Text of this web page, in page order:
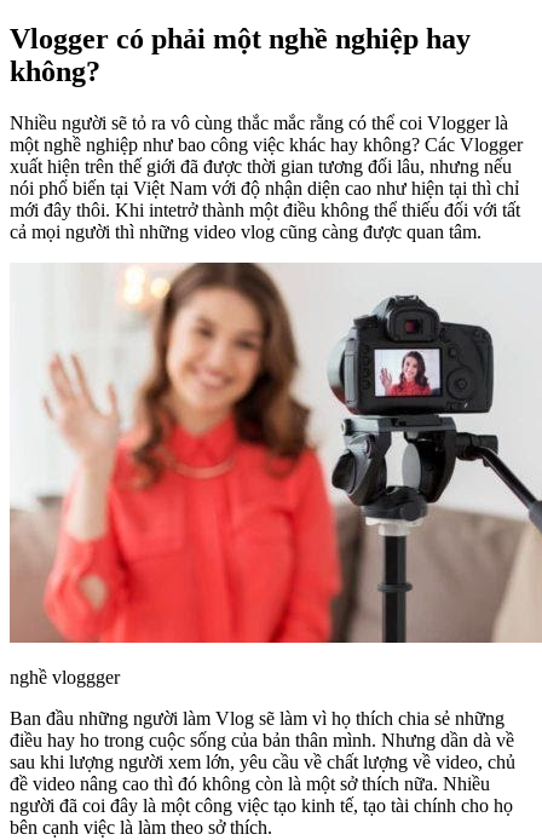
Vlogger có phải một nghề nghiệp hay
không?
Nhiều người sẽ tỏ ra vô cùng thắc mắc rằng có thể coi Vlogger là
một nghề nghiệp như bao công việc khác hay không? Các Vlogger
xuất hiện trên thế giới đã được thời gian tương đối lâu, nhưng nếu
nói phổ biến tại Việt Nam với độ nhận diện cao như hiện tại thì chỉ
mới đây thôi. Khi intetrở thành một điều không thể thiếu đối với tất
cả mọi người thì những video vlog cũng càng được quan tâm.
nghề vloggger
Ban đầu những người làm Vlog sẽ làm vì họ thích chia sẻ những
điều hay ho trong cuộc sống của bản thân mình. Nhưng dần dà về
sau khi lượng người xem lớn, yêu cầu về chất lượng về video, chủ
đề video nâng cao thì đó không còn là một sở thích nữa. Nhiều
người đã coi đây là một công việc tạo kinh tế, tạo tài chính cho họ
bên cạnh việc là làm theo sở thích.